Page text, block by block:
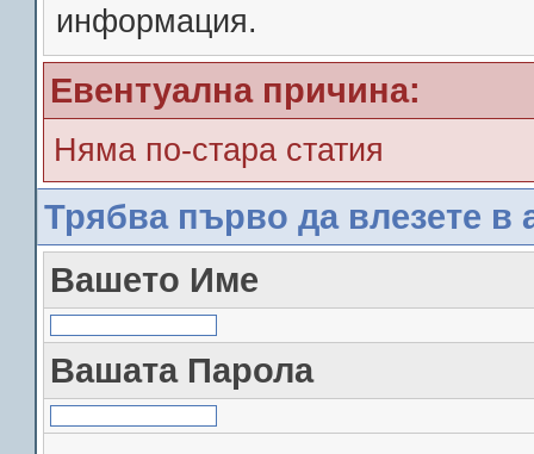
информация.
Евентуална причина:
Няма по-стара статия
Трябва първо да влезете в
Вашето Име
Вашата Парола